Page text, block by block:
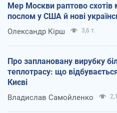
Мер Москви раптово схотів
послом у США й нові
Олександр Кірш 3,6 т.
Про заплановану вирубку
теплотрасу: що
Києві
Владислав Самойленко